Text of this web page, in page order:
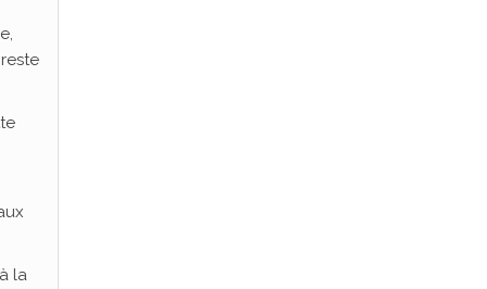
la